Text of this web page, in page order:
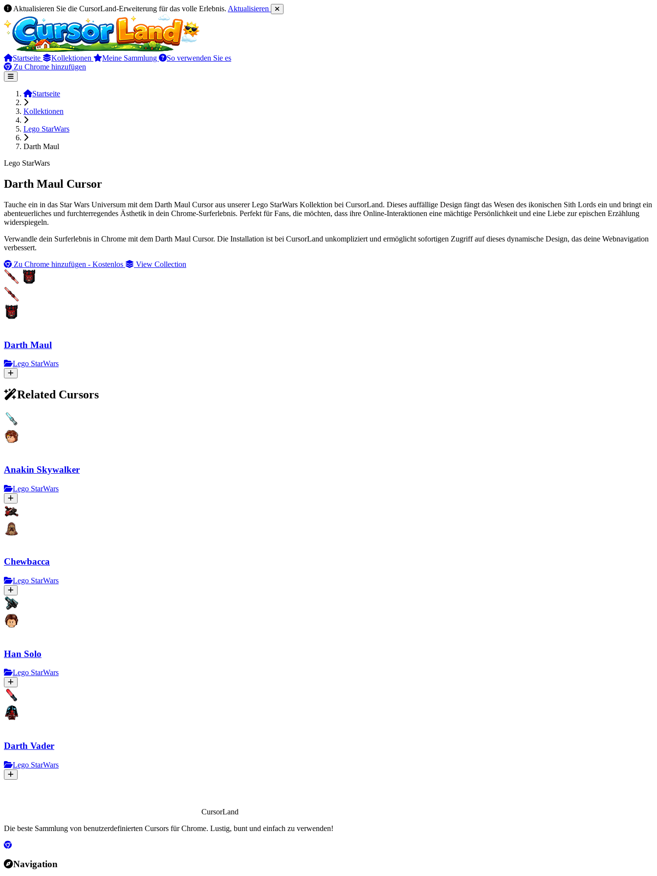
Aktualisieren Sie die CursorLand-Erweiterung für das volle Erlebnis. Aktualisieren
Startseite Kollektionen Meine Sammlung
So verwenden Sie es
Zu Chrome hinzufügen
Startseite
Kollektionen
Lego StarWars
Darth Maul
Lego StarWars
Darth Maul Cursor
Tauche ein in das Star Wars Universum mit dem Darth Maul Cursor aus unserer Lego StarWars Kollektion bei CursorLand. Dieses auffällige Design fängt das Wesen des ikonischen Sith Lords ein und bringt ein
abenteuerliches und furchterregendes Ästhetik in dein Chrome-Surferlebnis. Perfekt für Fans, die möchten, dass ihre Online-Interaktionen eine mächtige Persönlichkeit und eine Liebe zur epischen Erzählung
widerspiegeln.
Verwandle dein Surferlebnis in Chrome mit dem Darth Maul Cursor. Die Installation ist bei CursorLand unkompliziert und ermöglicht sofortigen Zugriff auf dieses dynamische Design, das deine Webnavigation
verbessert.
Zu Chrome hinzufügen - Kostenlos
View Collection
Darth Maul
Lego StarWars
Related Cursors
Anakin Skywalker
Lego StarWars
Chewbacca
Lego StarWars
Han Solo
Lego StarWars
Darth Vader
Lego StarWars
CursorLand
Die beste Sammlung von benutzerdefinierten Cursors für Chrome. Lustig, bunt und einfach zu verwenden!
Navigation